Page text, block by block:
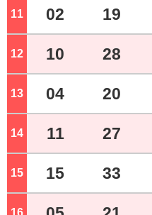
11 02 19
12 10 28
13 04 20
14 11 27
15 15 33
16